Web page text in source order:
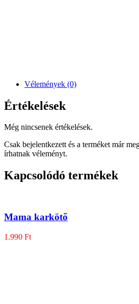
Vélemények (0)
Értékelések
Még nincsenek értékelések.
Csak bejelentkezett és a terméket már
írhatnak véleményt.
Kapcsolódó termékek
Mama karkötő
1.990 Ft